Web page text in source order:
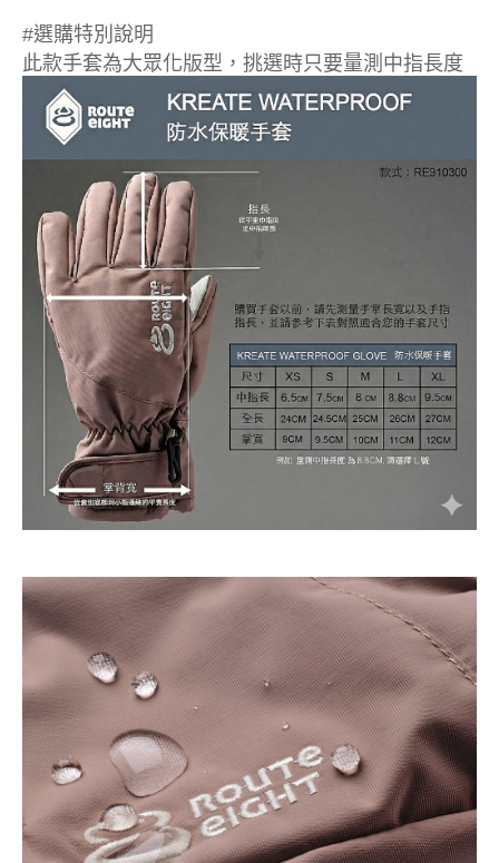
#選購特別說明
此款手套為大眾化版型，挑選時只要量測中指長度